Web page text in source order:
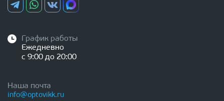
График работы
Ежедневно
с 9:00 до 20:00
Наша почта
info@optovikk.ru